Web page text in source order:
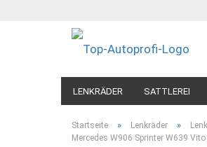
LENKRÄDER SATTLEREI
Startseite » Lenkräder »
Mercedes W906 Sprinter W639